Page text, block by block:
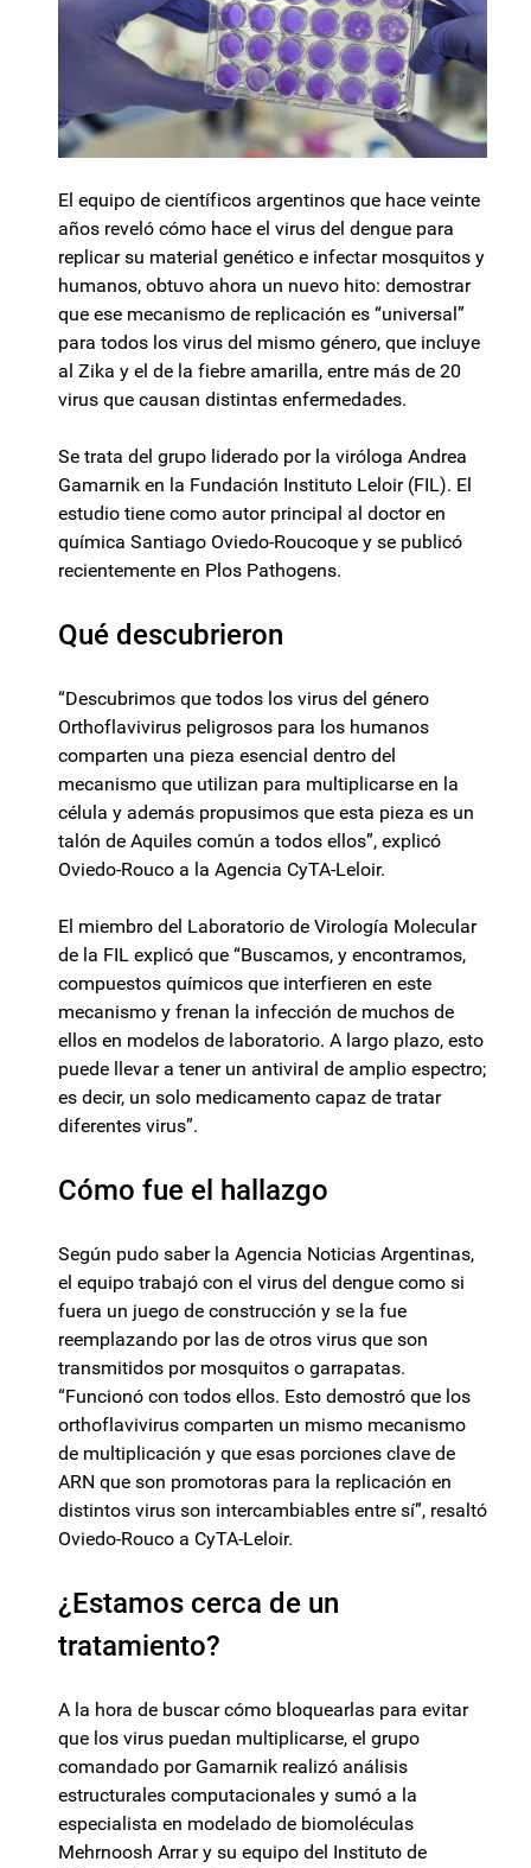
El equipo de científicos argentinos que hace veinte
años reveló cómo hace el virus del dengue para
replicar su material genético e infectar mosquitos y
humanos, obtuvo ahora un nuevo hito: demostrar
que ese mecanismo de replicación es “universal”
para todos los virus del mismo género, que incluye
al Zika y el de la fiebre amarilla, entre más de 20
virus que causan distintas enfermedades.
Se trata del grupo liderado por la viróloga Andrea
Gamarnik en la Fundación Instituto Leloir (FIL). El
estudio tiene como autor principal al doctor en
química Santiago Oviedo-Roucoque y se publicó
recientemente en Plos Pathogens.
Qué descubrieron
“Descubrimos que todos los virus del género
Orthoflavivirus peligrosos para los humanos
comparten una pieza esencial dentro del
mecanismo que utilizan para multiplicarse en la
célula y además propusimos que esta pieza es un
talón de Aquiles común a todos ellos”, explicó
Oviedo-Rouco a la Agencia CyTA-Leloir.
El miembro del Laboratorio de Virología Molecular
de la FIL explicó que “Buscamos, y encontramos,
compuestos químicos que interfieren en este
mecanismo y frenan la infección de muchos de
ellos en modelos de laboratorio. A largo plazo, esto
puede llevar a tener un antiviral de amplio espectro;
es decir, un solo medicamento capaz de tratar
diferentes virus”.
Cómo fue el hallazgo
Según pudo saber la Agencia Noticias Argentinas,
el equipo trabajó con el virus del dengue como si
fuera un juego de construcción y se la fue
reemplazando por las de otros virus que son
transmitidos por mosquitos o garrapatas.
“Funcionó con todos ellos. Esto demostró que los
orthoflavivirus comparten un mismo mecanismo
de multiplicación y que esas porciones clave de
ARN que son promotoras para la replicación en
distintos virus son intercambiables entre sí”, resaltó
Oviedo-Rouco a CyTA-Leloir.
¿Estamos cerca de un
tratamiento?
A la hora de buscar cómo bloquearlas para evitar
que los virus puedan multiplicarse, el grupo
comandado por Gamarnik realizó análisis
estructurales computacionales y sumó a la
especialista en modelado de biomoléculas
Mehrnoosh Arrar y su equipo del Instituto de